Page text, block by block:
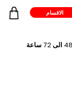
الاقسام